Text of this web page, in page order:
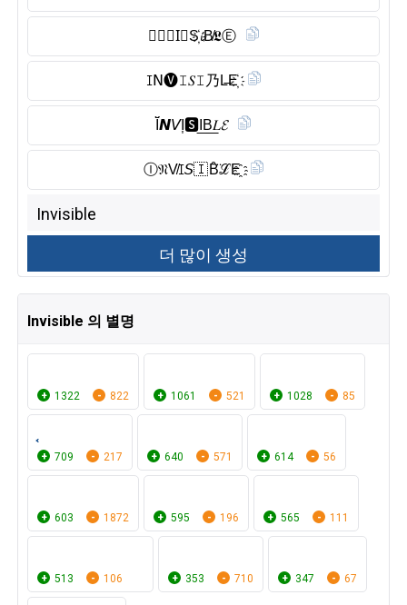
𝙸𝗡𝑉I⃠S҉𝓲B̸𝕷Ⓔ︎
ꀤ𝖭🅥︎𝙸𝑆𝙸乃L̶E҉
Ĭ̈𝙉𝘝I͎🆂︎I͟B͟𝐿𝓔
Ⓘ︎𝔑V̸ꀤ𝘚🇮 B̑̈ℒE҈
Invisible 의 별명
1322 822 1061 521 1028 85
709 217 640 571 614 56
603 1872 595 196 565 111
513 106 353 710 347 67